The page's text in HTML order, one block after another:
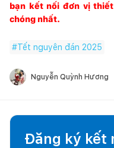
bạn kết nối đơn vị
chóng nhất.
#Tết nguyên đán 2025
Nguyễn Quỳnh Hương
Đăng ký kết